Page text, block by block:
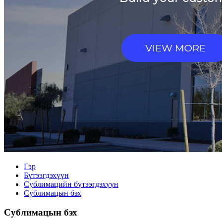
Гэр
Бүтээгдэхүүн
Сублимацийн бүтээгдэхүүн
Сублимацын бэх
Сублимацын бэх